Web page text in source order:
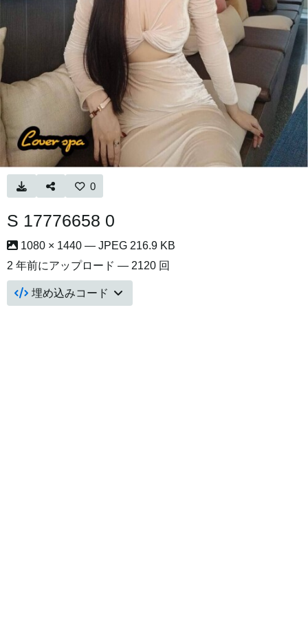
0
S 17776658 0
1080 × 1440 — JPEG 216.9 KB
2 年前にアップロード — 2120 回
埋め込みコード